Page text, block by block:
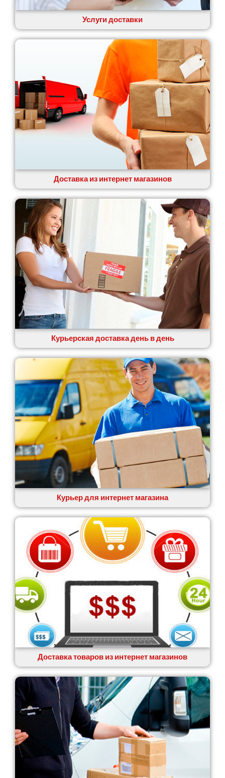
Услуги доставки
Доставка из интернет магазинов
Курьерская доставка день в день
Курьер для интернет магазина
Доставка товаров из интернет магазинов